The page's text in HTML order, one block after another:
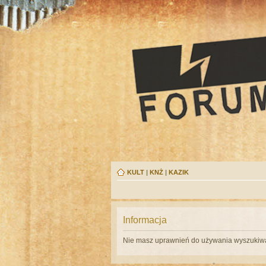
KULT | KNŻ | KAZIK
Informacja
Nie masz uprawnień do używania